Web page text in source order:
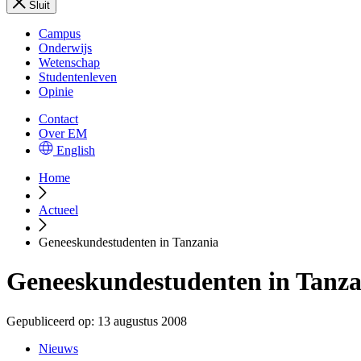
Sluit
Campus
Onderwijs
Wetenschap
Studentenleven
Opinie
Contact
Over EM
English
Home
Actueel
Geneeskundestudenten in Tanzania
Geneeskundestudenten in
Gepubliceerd op: 13 augustus 2008
Nieuws